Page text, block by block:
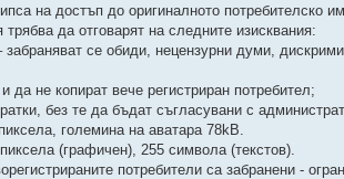
на достъп до оригиналното потребителско
да отговарят на следните изисквания:
се обиди, нецензурни думи,
да не копират вече регистриран потребител;
без те да бъдат съгласувани с
големина на аватара 78kB.
(графичен), 255 символа (текстов).
потребители са забранени -